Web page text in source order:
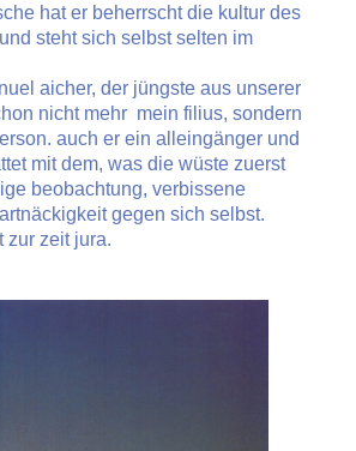
hat er beherrscht die kultur des
steht sich selbst selten im
aicher, der jüngste aus unserer
nicht mehr mein filius, sondern
auch er ein alleingänger und
mit dem, was die wüste zuerst
beobachtung, verbissene
gegen sich selbst.
zur zeit jura.